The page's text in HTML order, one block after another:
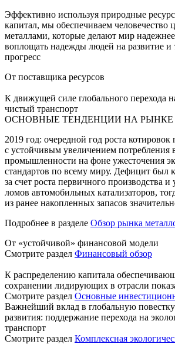
Эффективно используя природные
капитал, мы обеспечиваем человечество
металлами, которые делают мир
воплощать надежды людей на развитие и
прогресс
От поставщика ресурсов
К движущей силе глобального перехода
чистый транспорт
ОСНОВНЫЕ ТЕНДЕНЦИИ НА
2019 год: очередной год роста котировок
с устойчивым увеличением потребления
промышленности на фоне ужесточения
стандартов по всему миру. Дефицит был
за счет роста первичного производства и
ломов автомобильных катализаторов,
из ранее накопленных запасов
Подробнее в разделе Обзор рынка
От «устойчивой» финансовой модели
Смотрите раздел Финансовый обзор
К распределению капитала
сохранении лидирующих в отрасли
Смотрите раздел Основные
Важнейший вклад в глобальную
развития: поддержание перехода на
транспорт
Смотрите раздел Комплексная